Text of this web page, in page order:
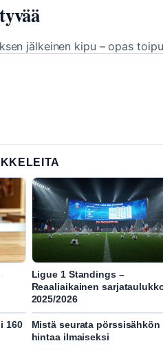
jälkeinen kipu – opas
Ligue 1 Standings –
Reaaliaikainen
2025/2026
160
Mistä seurata pörssisähkön
hintaa ilmaiseksi